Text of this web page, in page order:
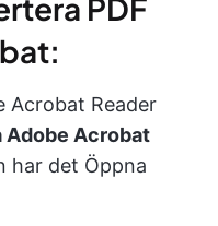
PDF
Acrobat Reader
Adobe Acrobat
har det Öppna